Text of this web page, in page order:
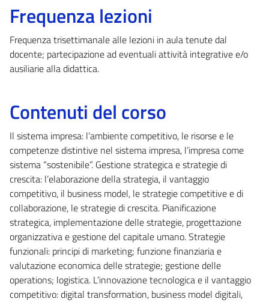
Frequenza lezioni
Frequenza trisettimanale alle lezioni in aula tenute dal
docente; partecipazione ad eventuali attività integrative e/o
ausiliarie alla didattica.
Contenuti del corso
Il sistema impresa: l’ambiente competitivo, le risorse e le
competenze distintive nel sistema impresa, l’impresa come
sistema “sostenibile”. Gestione strategica e strategie di
crescita: l’elaborazione della strategia, il vantaggio
competitivo, il business model, le strategie competitive e di
collaborazione, le strategie di crescita. Pianificazione
strategica, implementazione delle strategie, progettazione
organizzativa e gestione del capitale umano. Strategie
funzionali: principi di marketing; funzione finanziaria e
valutazione economica delle strategie; gestione delle
operations; logistica. L’innovazione tecnologica e il vantaggio
competitivo: digital transformation, business model digitali,